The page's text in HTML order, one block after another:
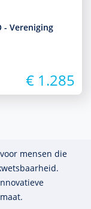
- Vereniging
€ 1.285
mensen die